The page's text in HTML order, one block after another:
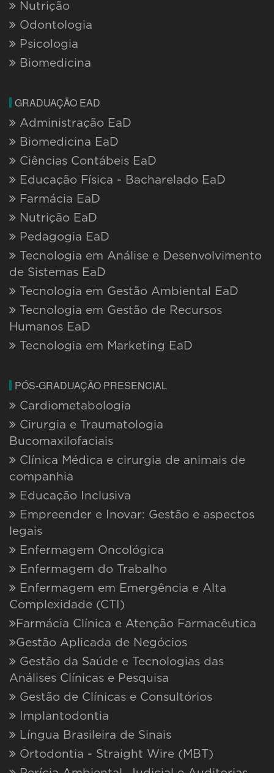
Nutrição
Odontologia
Psicologia
Biomedicina
GRADUAÇÃO EAD
Administração EaD
Biomedicina EaD
Ciências Contábeis EaD
Educação Física - Bacharelado EaD
Farmácia EaD
Nutrição EaD
Pedagogia EaD
Tecnologia em Análise e Desenvolvimento
de Sistemas EaD
Tecnologia em Gestão Ambiental EaD
Tecnologia em Gestão de Recursos
Humanos EaD
Tecnologia em Marketing EaD
PÓS-GRADUAÇÃO PRESENCIAL
Cardiometabologia
Cirurgia e Traumatologia
Bucomaxilofaciais
Clínica Médica e cirurgia de animais de
companhia
Educação Inclusiva
Empreender e Inovar: Gestão e aspectos
legais
Enfermagem Oncológica
Enfermagem do Trabalho
Enfermagem em Emergência e Alta
Complexidade (CTI)
Farmácia Clínica e Atenção Farmacêutica
Gestão Aplicada de Negócios
Gestão da Saúde e Tecnologias das
Análises Clínicas e Pesquisa
Gestão de Clínicas e Consultórios
Implantodontia
Língua Brasileira de Sinais
Ortodontia - Straight Wire (MBT)